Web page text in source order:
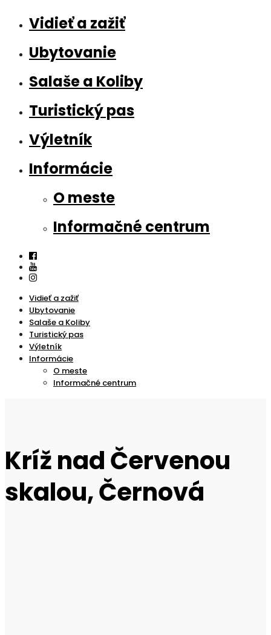
Vidieť a zažiť
Ubytovanie
Salaše a Koliby
Turistický pas
Výletník
Informácie
O meste
Informačné centrum
Vidieť a zažiť
Ubytovanie
Salaše a Koliby
Turistický pas
Výletník
Informácie
O meste
Informačné centrum
Kríž nad Červenou
skalou, Černová